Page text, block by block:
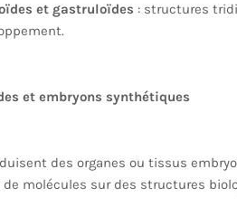
et gastruloïdes : structures
et embryons synthétiques
des organes ou tissus
molécules sur des structures